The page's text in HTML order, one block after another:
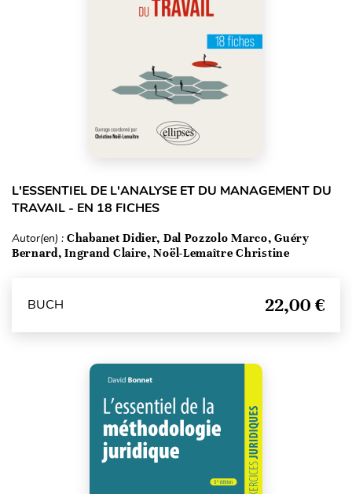
L'ESSENTIEL DE L'ANALYSE ET DU MANAGEMENT DU
TRAVAIL - EN 18 FICHES
Autor(en) : Chabanet Didier, Dal Pozzolo Marco, Guéry
Bernard, Ingrand Claire, Noël-Lemaître Christine
BUCH 22,00 €